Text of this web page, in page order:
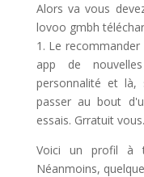
Alors va vous
lovoo gmbh
1. Le
app de
personnalité et là,
passer au bout
essais. Grratuit vous.
Voici un profil à
Néanmoins,